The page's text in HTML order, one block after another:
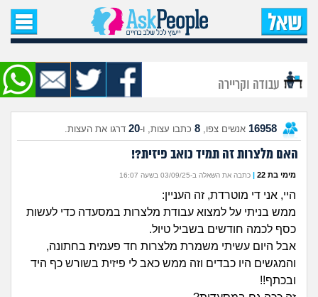
עמוד הבית
שאל שאלה
שאלות חדשות
שאלות שעוררו עניין
עצות חדשות
מה קורה כאן?
מתחם הטיפים
עבודה וקריירה
16958 אנשים צפו, 8 כתבו עצות, ו-20 דרגו את העצות.
האם מלצרות זה תמיד כואב פיזית?!
מימי בת 22 | כתבה את השאלה ב-03/09/25 בשעה 16:07
היי, אני די מוטרדת, זה העניין:
ממש בניתי על למצוא עבודת מלצרות במסעדה כדי לעשות
כסף לכמה חודשים בשביל טיול.
אבל היום עשיתי משמרת מלצרות חד פעמית בחתונה,
והמגשים היו כבדים וזה ממש כאב לי פיזית בשורש כף היד
ובכתף!!